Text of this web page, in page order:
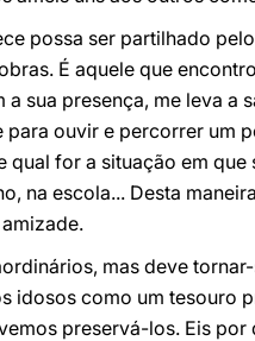
possa ser partilhado
É aquele que
sua presença, me leva a
ouvir e percorrer um
for a situação em
na escola... Desta
mas deve
idosos como um tesouro
preservá-los. Eis